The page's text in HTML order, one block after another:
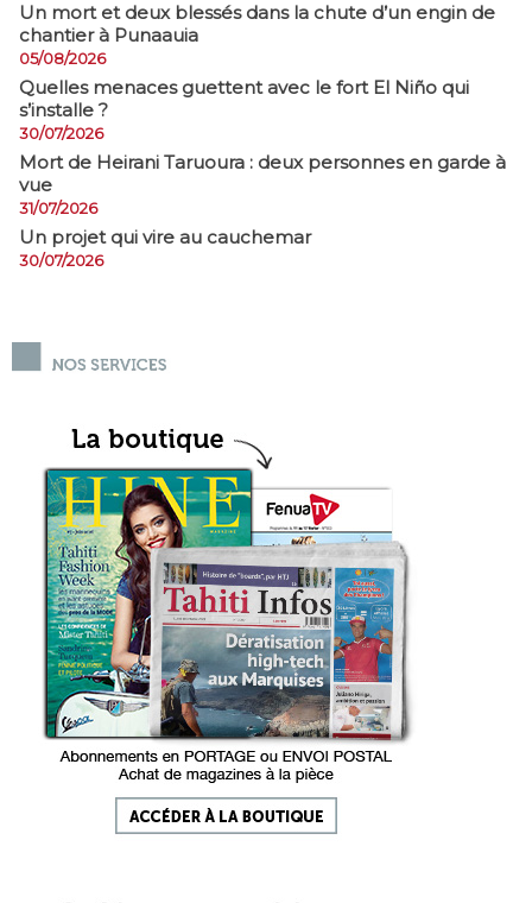
​Un mort et deux blessés dans la chute d’un engin de
chantier à Punaauia
05/08/2026
Quelles menaces guettent avec le fort El Niño qui
s’installe ?
30/07/2026
Mort de Heirani Taruoura : deux personnes en garde à
vue
31/07/2026
Un projet qui vire au cauchemar
30/07/2026